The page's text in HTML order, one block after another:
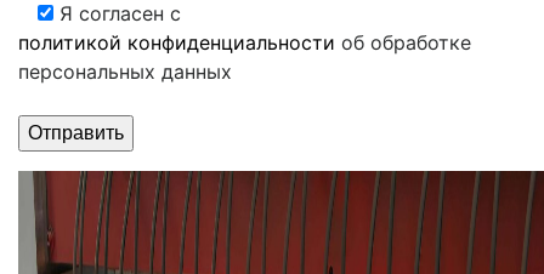
Я согласен с
политикой конфиденциальности об обработке
персональных данных